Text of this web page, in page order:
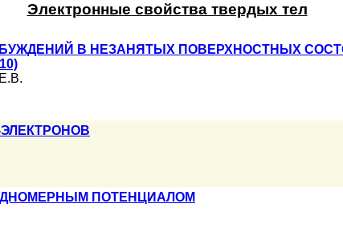
Электронные свойства твердых тел
В НЕЗАНЯТЫХ ПОВЕРХНОСТНЫХ
ПОТЕНЦИАЛОМ